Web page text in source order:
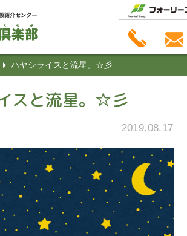
ハヤシライスと流星。☆彡
スと流星。☆彡
2019.08.17